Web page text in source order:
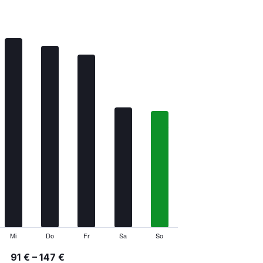
Mi Do Fr Sa So
91 € – 147 €